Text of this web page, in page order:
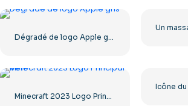
Dégradé de logo Apple gris
Minecraft 2023 Logo Principal Vert